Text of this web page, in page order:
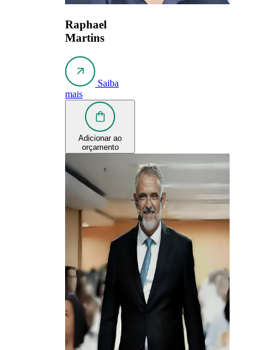
Raphael
Martins
Saiba
mais
Adicionar ao
orçamento